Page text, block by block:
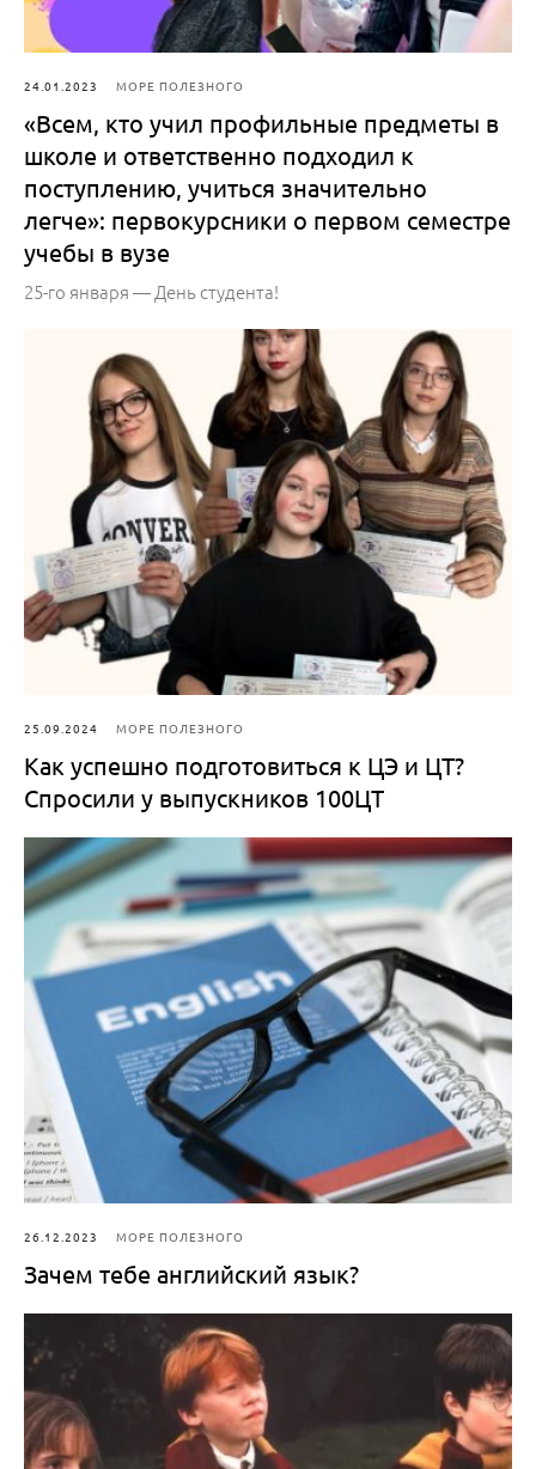
24.01.2023 МОРЕ ПОЛЕЗНОГО
«Всем, кто учил профильные предметы в
школе и ответственно подходил к
поступлению, учиться значительно
легче»: первокурсники о первом семестре
учебы в вузе
25-го января — День студента!
25.09.2024 МОРЕ ПОЛЕЗНОГО
Как успешно подготовиться к ЦЭ и ЦТ?
Спросили у выпускников 100ЦТ
26.12.2023 МОРЕ ПОЛЕЗНОГО
Зачем тебе английский язык?